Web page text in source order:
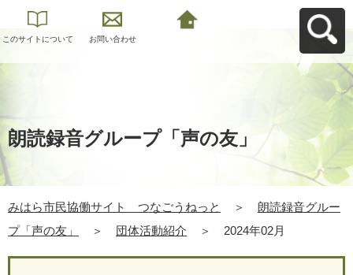
このサイトについて お問い合わせ
朗読録音グループ「声の友」
みはら市民協働サイト つなごうねっと ＞
朗読録音グルー
プ「声の友」
＞ 団体活動紹介 ＞ 2024年02月